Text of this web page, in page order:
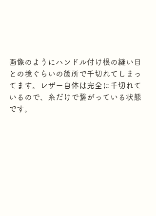
画像のようにハンドル付け根の縫い目
との境ぐらいの箇所で千切れてしまっ
てます。レザー自体は完全に千切れて
いるので、糸だけで繋がっている状態
です。